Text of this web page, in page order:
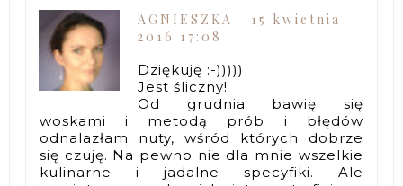
AGNIESZKA
15 kwietnia
2016 17:08
Dziękuję :-)))))
Jest śliczny!
Od grudnia bawię się
woskami i metodą prób i błędów
odnalazłam nuty, wśród których dobrze
się czuję. Na pewno nie dla mnie wszelkie
kulinarne i jadalne specyfiki. Ale